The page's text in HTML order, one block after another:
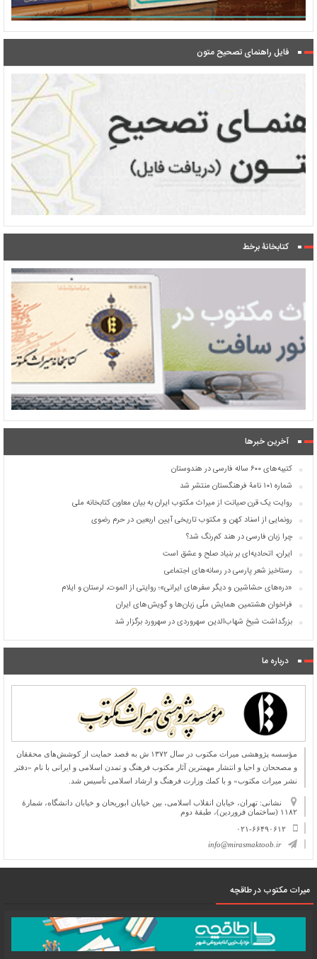
فایل راهنمای تصحیح متون
کتابخانۀ برخط
آخرین خبرها
کتیبه‌های ۶۰۰ ساله فارسی در هندوستان
شماره ۱۰۱ نامۀ فرهنگستان منتشر شد
روایت یک قرن صیانت از میراث مکتوب ایران به بیان معاون کتابخانه ملی
رونمایی از اسناد کهن و مکتوب تاریخی آیین اربعین در حرم رضوی
چرا زبان فارسی در هند کم‌رنگ شد؟
ایران، اتحادیه‌ای بر بنیاد صلح و عشق است
رستاخیز شعر پارسی در رسانه‌های اجتماعی
«دره‌های حشاشین و دیگر سفرهای ایرانی»؛ روایتی از الموت، لرستان و ایلام
فراخوان هشتمین همایش ملّی زبان‌ها و گویش‌های ایران
بزرگداشت شیخ شهاب‌الدین سهروردی در سهرورد برگزار شد
درباره ما
مؤسسه پژوهشی میراث مكتوب در سال ۱۳۷۲ ش به قصد حمایت از كوشش‌های محققان
و مصححان و احیا و انتشار مهمترین آثار مكتوب فرهنگ و تمدن اسلامی و ایرانی با نام «دفتر
نشر میراث مكتوب» و با كمك وزارت فرهنگ و ارشاد اسلامی تأسیس شد.
نشانی: تهران، خیابان انقلاب اسلامی، بین خیابان ابوریحان و خیابان دانشگاه، شمارۀ
۱۱۸۲ (ساختمان فروردین)، طبقۀ دوم
۰۲۱-۶۶۴۹۰۶۱۲
info@mirasmaktoob.ir
میرات مکتوب در طاقچه